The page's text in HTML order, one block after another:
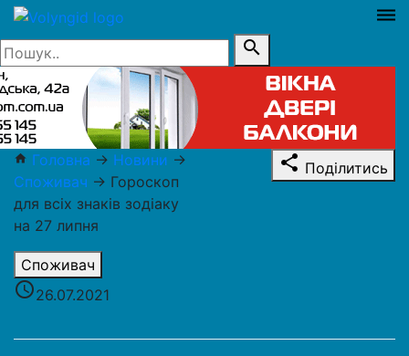
dehaze
search
home Головна → Новини →
Споживач → Гороскоп
для всіх знаків зодіаку
на 27 липня
Споживач
access_time26.07.2021
share Поділитись